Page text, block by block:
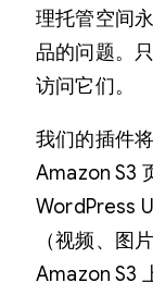
理托管空间
品的问题。
访问它们。
我们的插件
Amazon S3
WordPress
（视频、图
Amazon S3